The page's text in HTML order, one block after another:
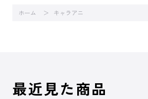
ホーム キャラアニ
最近見た商品